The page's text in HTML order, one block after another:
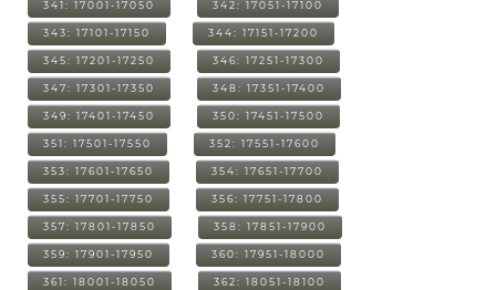
341: 17001-17050 342: 17051-17100
343: 17101-17150 344: 17151-17200
345: 17201-17250 346: 17251-17300
347: 17301-17350 348: 17351-17400
349: 17401-17450 350: 17451-17500
351: 17501-17550 352: 17551-17600
353: 17601-17650 354: 17651-17700
355: 17701-17750 356: 17751-17800
357: 17801-17850 358: 17851-17900
359: 17901-17950 360: 17951-18000
361: 18001-18050 362: 18051-18100